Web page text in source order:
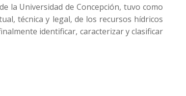
la Universidad de Concepción, tuvo como
técnica y legal, de los recursos hídricos
identificar, caracterizar y clasificar